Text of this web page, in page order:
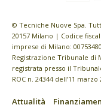
© Tecniche Nuove Spa.
20157 Milano | Codice
imprese di Milano:
Registrazione Tribunale di
registrata presso il
ROC n. 24344 dell’11 marzo
Attualità